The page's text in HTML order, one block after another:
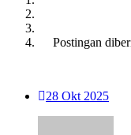
Postingan
28 Okt 2025